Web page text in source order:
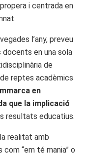
propera i centrada en
l’any, preveu
docents en una sola
de
reptes acadèmics
en
que la implicació
resultats educatius.
realitat amb
“em té mania” o